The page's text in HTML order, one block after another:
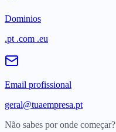
Dominios
.pt .com .eu
Email profissional
geral@tuaempresa.pt
Não sabes por onde começar?